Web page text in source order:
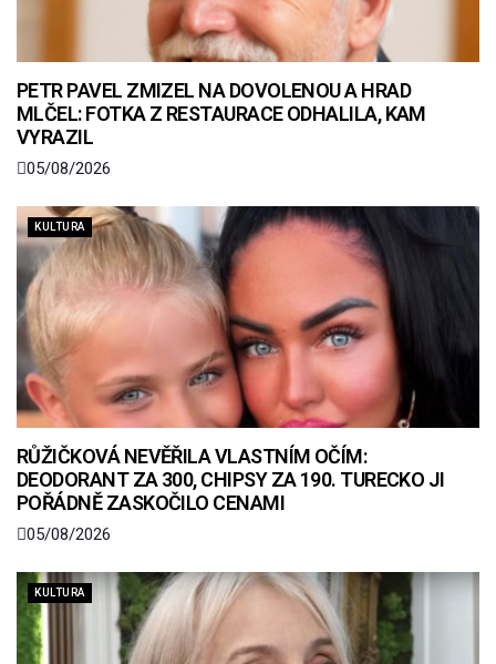
PETR PAVEL ZMIZEL NA DOVOLENOU A HRAD
MLČEL: FOTKA Z RESTAURACE ODHALILA, KAM
VYRAZIL
05/08/2026
KULTURA
RŮŽIČKOVÁ NEVĚŘILA VLASTNÍM OČÍM:
DEODORANT ZA 300, CHIPSY ZA 190. TURECKO JI
POŘÁDNĚ ZASKOČILO CENAMI
05/08/2026
KULTURA